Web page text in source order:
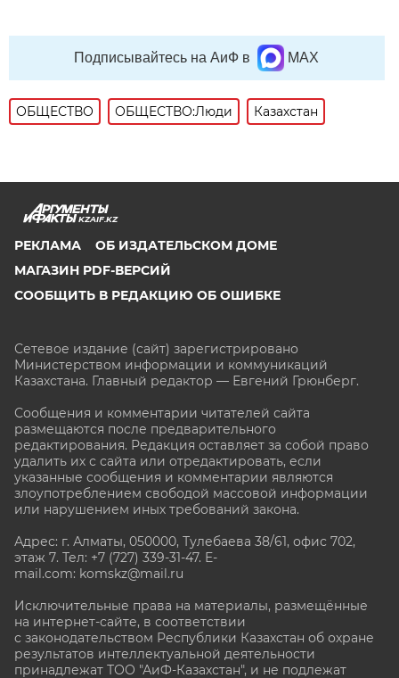
Подписывайтесь на АиФ в MAX
ОБЩЕСТВО ОБЩЕСТВО:Люди Казахстан
KZAIF.KZ
РЕКЛАМА
ОБ ИЗДАТЕЛЬСКОМ ДОМЕ
МАГАЗИН PDF-ВЕРСИЙ
СООБЩИТЬ В РЕДАКЦИЮ ОБ ОШИБКЕ
Сетевое издание (сайт) зарегистрировано
Министерством информации и коммуникаций
Казахстана. Главный редактор — Евгений Грюнберг.
Сообщения и комментарии читателей сайта
размещаются после предварительного
редактирования. Редакция оставляет за собой право
удалить их с сайта или отредактировать, если
указанные сообщения и комментарии являются
злоупотреблением свободой массовой информации
или нарушением иных требований закона.
Адрес: г. Алматы, 050000, Тулебаева 38/61, офис 702,
этаж 7. Тел: +7 (727) 339-31-47. E-
mail.com: komskz@mail.ru
Исключительные права на материалы, размещённые
на интернет-сайте, в соответствии
с законодательством Республики Казахстан об охране
результатов интеллектуальной деятельности
принадлежат ТОО "АиФ-Казахстан", и не подлежат